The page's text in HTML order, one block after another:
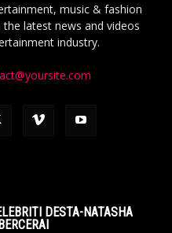
music & fashion
latest news and videos
industry.
DESTA-NATASHA